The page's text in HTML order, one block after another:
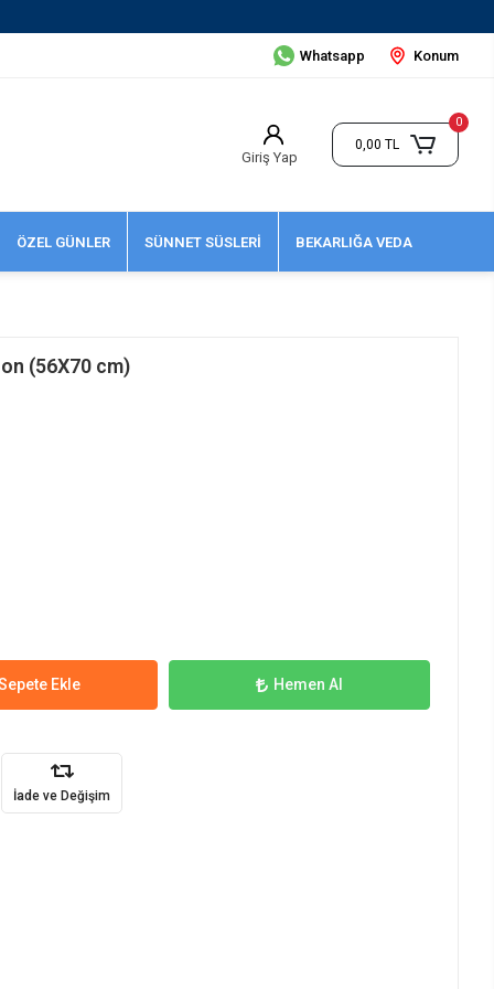
Whatsapp Konum
Giriş Yap
0
0,00 TL
ÖZEL GÜNLER SÜNNET SÜSLERİ BEKARLIĞA VEDA
(56X70 cm)
Ekle Hemen Al
İade ve Değişim